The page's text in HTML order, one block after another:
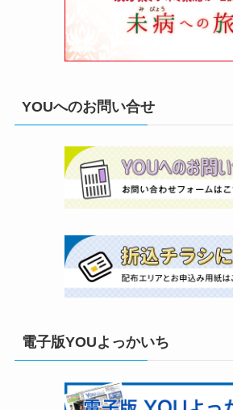
YOUへのお問い合せ
電子版YOUよっかいち